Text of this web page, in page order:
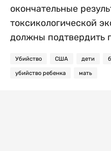
окончательные
токсикологической
должны подтвердить
Убийство США дети
убийство ребенка мать